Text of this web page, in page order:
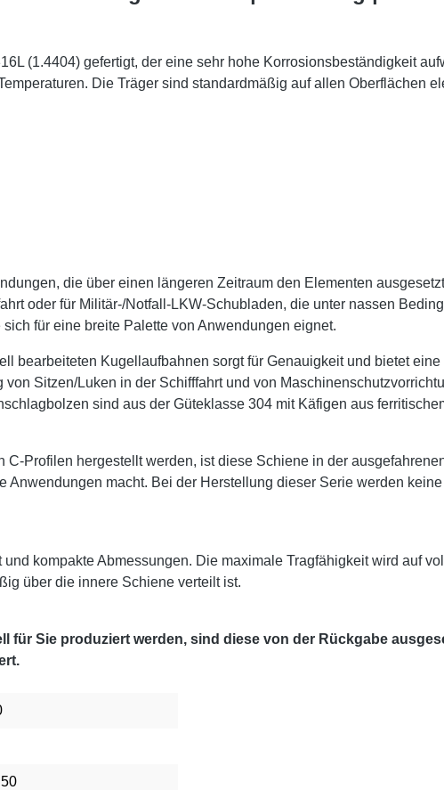
(1.4404) gefertigt, der eine sehr hohe Korrosionsbeständigkeit
Die Träger sind standardmäßig auf allen Oberflächen
die über einen längeren Zeitraum den Elementen
oder für Militär-/Notfall-LKW-Schubladen, die unter nassen
für eine breite Palette von Anwendungen eignet.
bearbeiteten Kugellaufbahnen sorgt für Genauigkeit und bietet
Sitzen/Luken in der Schifffahrt und von
sind aus der Güteklasse 304 mit Käfigen aus
C-Profilen hergestellt werden, ist diese Schiene in der
Anwendungen macht. Bei der Herstellung dieser Serie werden
kompakte Abmessungen. Die maximale Tragfähigkeit wird auf
über die innere Schiene verteilt ist.
für Sie produziert werden, sind diese von der Rückgabe